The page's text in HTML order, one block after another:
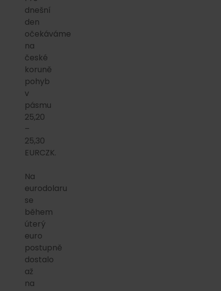
dnešní
den
očekáváme
na
české
koruně
pohyb
v
pásmu
25,20
–
25,30
EURCZK.
Na
eurodolaru
se
během
úterý
euro
postupně
dostalo
až
na